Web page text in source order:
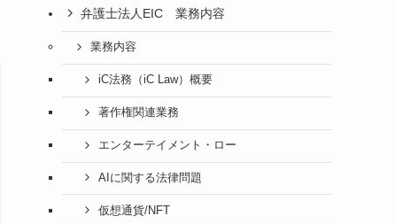
弁護士法人EIC 業務内容
業務内容
iC法務（iC Law）概要
著作権関連業務
エンターテイメント・ロー
AIに関する法律問題
仮想通貨/NFT